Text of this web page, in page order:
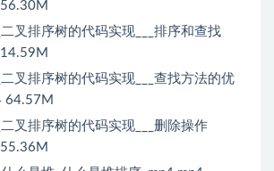
叉排序树的代码实现___排序和查找
叉排序树的代码实现___查找方法的优
64.57M
叉排序树的代码实现___删除操作